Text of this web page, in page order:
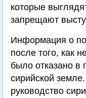
которые
запрещают
Информация о
после того, как
было отказано в
сирийской
руководство